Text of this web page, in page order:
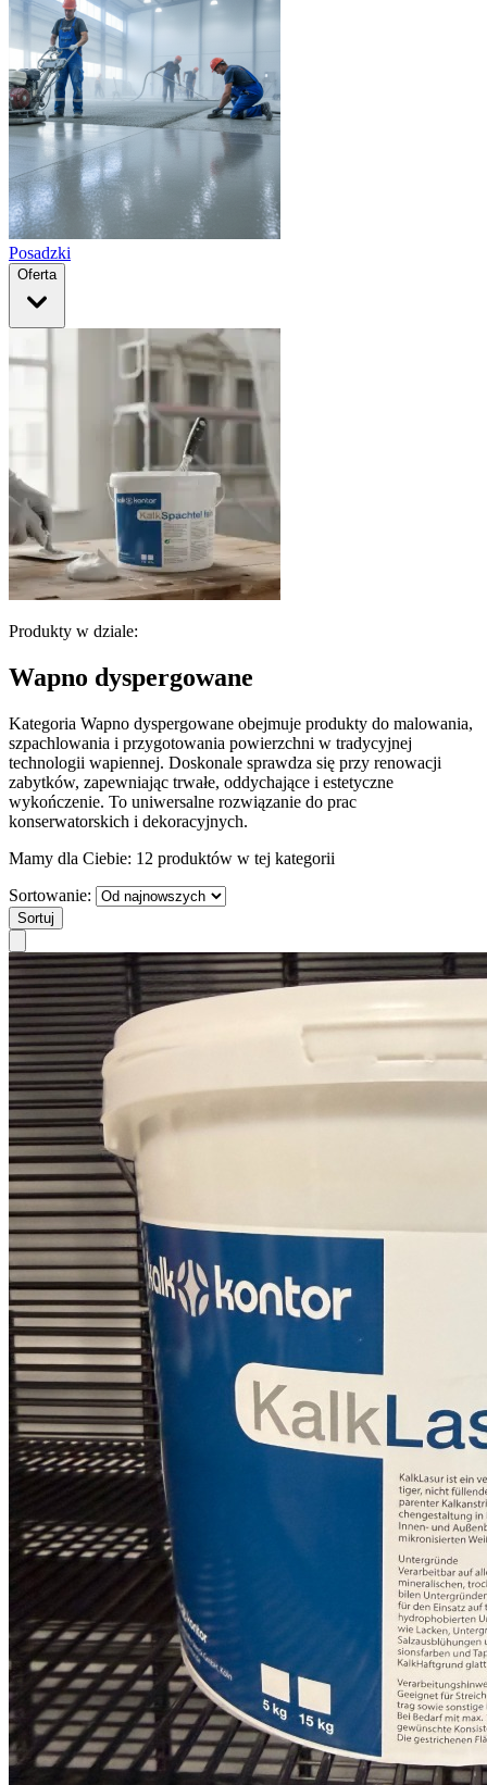
Posadzki
Oferta
Produkty w dziale:
Wapno dyspergowane
Kategoria Wapno dyspergowane obejmuje produkty do malowania,
szpachlowania i przygotowania powierzchni w tradycyjnej
technologii wapiennej. Doskonale sprawdza się przy renowacji
zabytków, zapewniając trwałe, oddychające i estetyczne
wykończenie. To uniwersalne rozwiązanie do prac
konserwatorskich i dekoracyjnych.
Mamy dla Ciebie: 12 produktów w tej kategorii
Sortowanie:
Sortuj